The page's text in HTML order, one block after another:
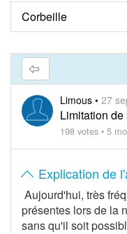
Corbeille
Limous • 27
Limitation
198 votes • 5
Explication de
Aujourd'hui, très
présentes lors de la
sans qu'il soit